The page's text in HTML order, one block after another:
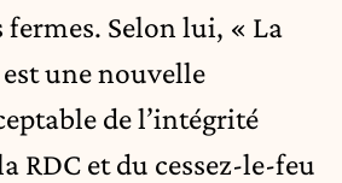
fermes. Selon lui, « La
une nouvelle
de l’intégrité
RDC et du cessez-le-feu